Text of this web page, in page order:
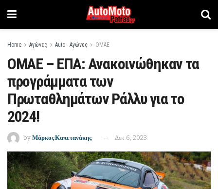
Home Αγώνες Auto - Αγώνες ΟΜΑΕ
ΟΜΑΕ – ΕΠΑ: Ανακοινώθηκαν τα
προγράμματα των
Πρωταθλημάτων Ράλλυ για το
2024!
by Μάρκος Καπετανάκης Δεκ 6, 2023